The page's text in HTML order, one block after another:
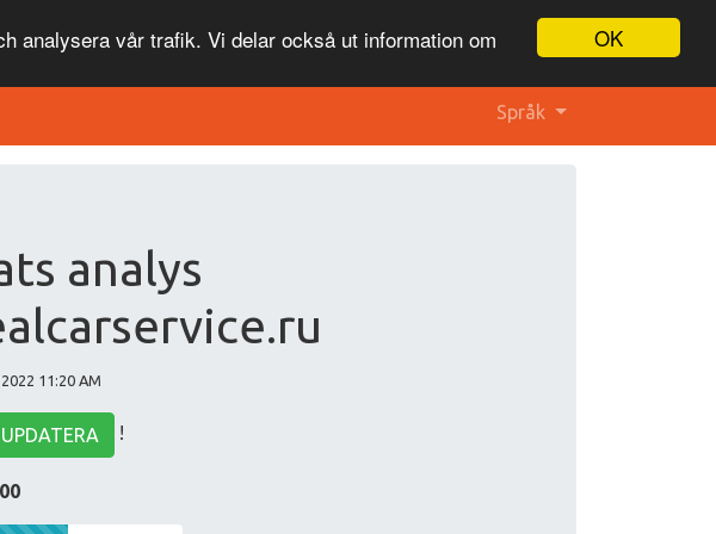
OK
analysera vår trafik. Vi delar också ut information om
Språk
analys
11:20 AM
UPDATERA !